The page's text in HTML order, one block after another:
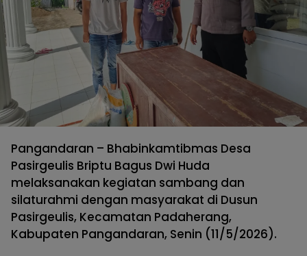
Pangandaran – Bhabinkamtibmas Desa
Pasirgeulis Briptu Bagus Dwi Huda
melaksanakan kegiatan sambang dan
silaturahmi dengan masyarakat di Dusun
Pasirgeulis, Kecamatan Padaherang,
Kabupaten Pangandaran, Senin (11/5/2026).